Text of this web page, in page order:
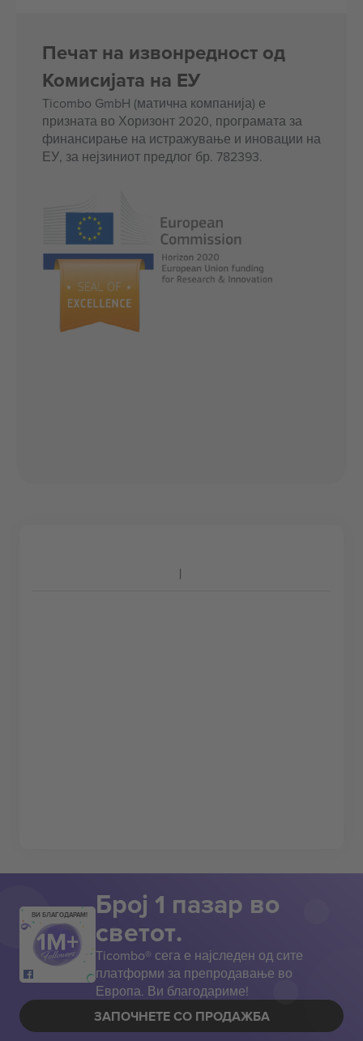
Печат на извонредност од
Комисијата на ЕУ
Ticombo GmbH (матична компанија) е
призната во Хоризонт 2020, програмата за
финансирање на истражување и иновации на
ЕУ, за нејзиниот предлог бр. 782393.
ВИ БЛАГОДАРАМ! Број 1 пазар во
светот.
Ticombo® сега е најследен од сите
платформи за препродавање во
Европа. Ви благодариме!
ЗАПОЧНЕТЕ СО ПРОДАЖБА